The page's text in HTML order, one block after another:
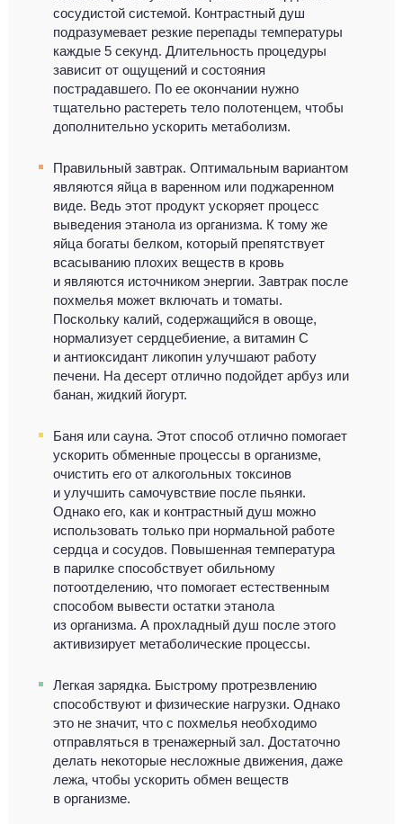
сосудистой системой. Контрастный душ
подразумевает резкие перепады температуры
каждые 5 секунд. Длительность процедуры
зависит от ощущений и состояния
пострадавшего. По ее окончании нужно
тщательно растереть тело полотенцем, чтобы
дополнительно ускорить метаболизм.
Правильный завтрак. Оптимальным вариантом
являются яйца в варенном или поджаренном
виде. Ведь этот продукт ускоряет процесс
выведения этанола из организма. К тому же
яйца богаты белком, который препятствует
всасыванию плохих веществ в кровь
и являются источником энергии. Завтрак после
похмелья может включать и томаты.
Поскольку калий, содержащийся в овоще,
нормализует сердцебиение, а витамин C
и антиоксидант ликопин улучшают работу
печени. На десерт отлично подойдет арбуз или
банан, жидкий йогурт.
Баня или сауна. Этот способ отлично помогает
ускорить обменные процессы в организме,
очистить его от алкогольных токсинов
и улучшить самочувствие после пьянки.
Однако его, как и контрастный душ можно
использовать только при нормальной работе
сердца и сосудов. Повышенная температура
в парилке способствует обильному
потоотделению, что помогает естественным
способом вывести остатки этанола
из организма. А прохладный душ после этого
активизирует метаболические процессы.
Легкая зарядка. Быстрому протрезвлению
способствуют и физические нагрузки. Однако
это не значит, что с похмелья необходимо
отправляться в тренажерный зал. Достаточно
делать некоторые несложные движения, даже
лежа, чтобы ускорить обмен веществ
в организме.